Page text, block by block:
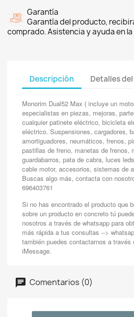
Garantía
Garantía del producto,
comprado. Asistencia y ayuda en
Descripción Detalles
Monorim Dual52 Max ( incluye un
especialistas en piezas, mejoras,
cualquier patinete eléctrico, bicicleta
eléctrico. Suspensiones, cargadores,
amortiguadores, neumáticos, frenos,
pastillas de freno, manetas de frenos,
guardabarros, pata de cabra, luces
cable motor, accesorios, sistemas de
Buscas algo más, contacta con
696403761
Si no has encontrado el producto que
sobre un producto en concreto tú
nosotros a través de whatsapp para
más rápida a tus consultas -->
también puedes contactarnos a
iMessage.
Comentarios (0)